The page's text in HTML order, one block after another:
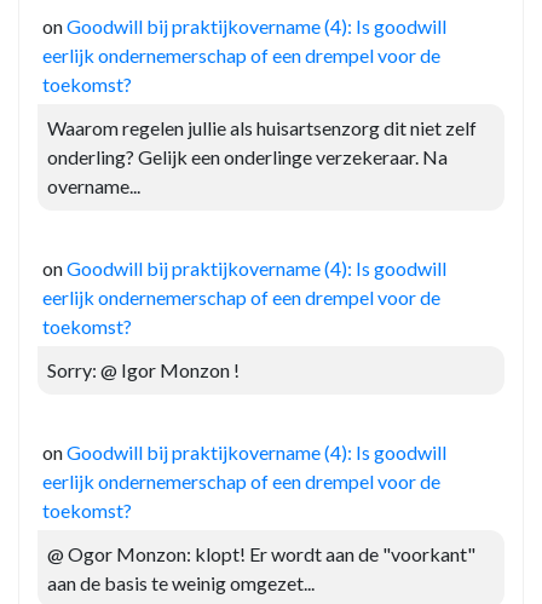
onGoodwill bij praktijkovername (4): Is goodwill
eerlijk ondernemerschap of een drempel voor de
toekomst?
Waarom regelen jullie als huisartsenzorg dit niet zelf
onderling? Gelijk een onderlinge verzekeraar. Na
overname...
onGoodwill bij praktijkovername (4): Is goodwill
eerlijk ondernemerschap of een drempel voor de
toekomst?
Sorry: @ Igor Monzon !
onGoodwill bij praktijkovername (4): Is goodwill
eerlijk ondernemerschap of een drempel voor de
toekomst?
@ Ogor Monzon: klopt! Er wordt aan de "voorkant"
aan de basis te weinig omgezet...